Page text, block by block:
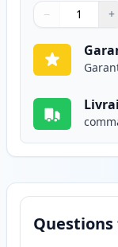
Quantité
Utilisez les
− +
Quantité